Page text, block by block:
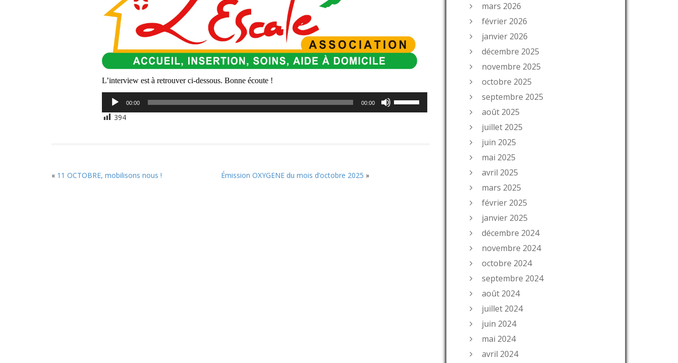
L’interview est à retrouver ci-dessous. Bonne écoute !
Lecteur
audio
00:00 00:00
les
394
« 11 OCTOBRE, mobilisons nous ! Émission OXYGENE du mois d’octobre 2025 »
mars 2026
février 2026
janvier 2026
décembre 2025
novembre 2025
octobre 2025
septembre 2025
août 2025
juillet 2025
juin 2025
mai 2025
avril 2025
mars 2025
février 2025
janvier 2025
décembre 2024
novembre 2024
octobre 2024
septembre 2024
août 2024
juillet 2024
juin 2024
mai 2024
avril 2024